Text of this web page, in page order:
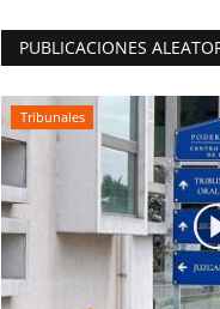
PUBLICACIONES
Tribunales